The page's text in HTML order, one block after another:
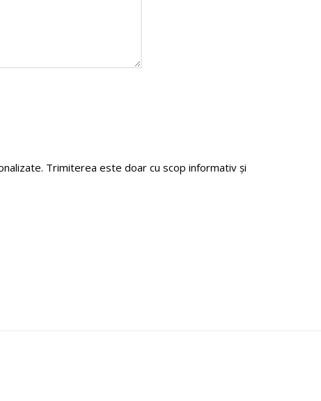
Trimiterea este doar cu scop informativ și